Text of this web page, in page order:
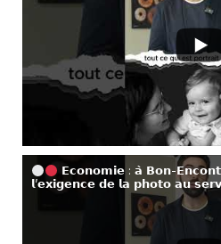
𝗘𝗰𝗼𝗻𝗼𝗺𝗶𝗲 : 𝗮̀ 𝗕𝗼𝗻-
𝗹’𝗲𝘅𝗶𝗴𝗲𝗻𝗰𝗲 𝗱𝗲 𝗹𝗮 𝗽𝗵𝗼𝘁𝗼 𝗮𝘂